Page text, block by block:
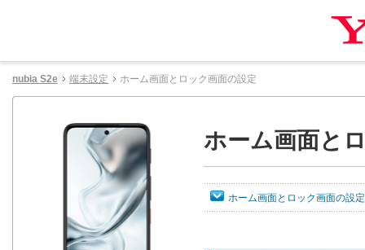
nubia S2e 端末設定 ホーム画面とロック画面の設定
ホーム画面と
ホーム画面とロック画面の設定